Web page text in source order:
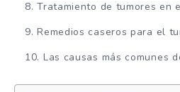
Tratamiento de tumores en
Remedios caseros para el
Las causas más comunes